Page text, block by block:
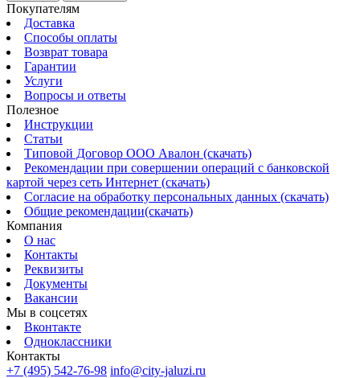
Покупателям
Доставка
Способы оплаты
Возврат товара
Гарантии
Услуги
Вопросы и ответы
Полезное
Инструкции
Статьи
Типовой Договор ООО Авалон (скачать)
Рекомендации при совершении операций с банковской
картой через сеть Интернет (скачать)
Согласие на обработку персональных данных (скачать)
Общие рекомендации(скачать)
Компания
О нас
Контакты
Реквизиты
Документы
Вакансии
Мы в соцсетях
Вконтакте
Одноклассники
Контакты
+7 (495) 542-76-98 info@city-jaluzi.ru